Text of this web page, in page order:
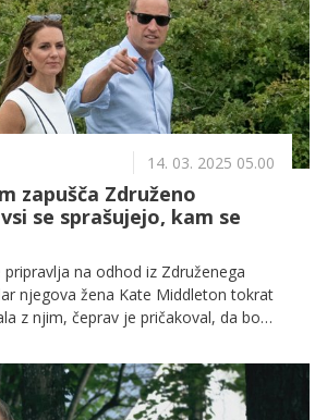
14. 03. 2025 05.00
zapušča Združeno
se sprašujejo, kam se
pripravlja na odhod iz Združenega
njegova žena Kate Middleton tokrat
z njim, čeprav je pričakoval, da bo
obisku v Estoniji, kar je že
članov kraljeve družine v nekaj